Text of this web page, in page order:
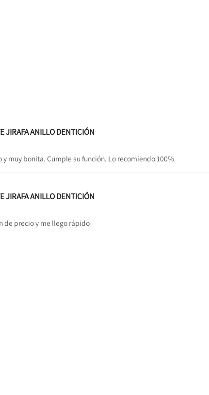
JIRAFA ANILLO DENTICIÓN
y muy bonita. Cumple su función. Lo recomiendo 100%
JIRAFA ANILLO DENTICIÓN
de precio y me llego rápido